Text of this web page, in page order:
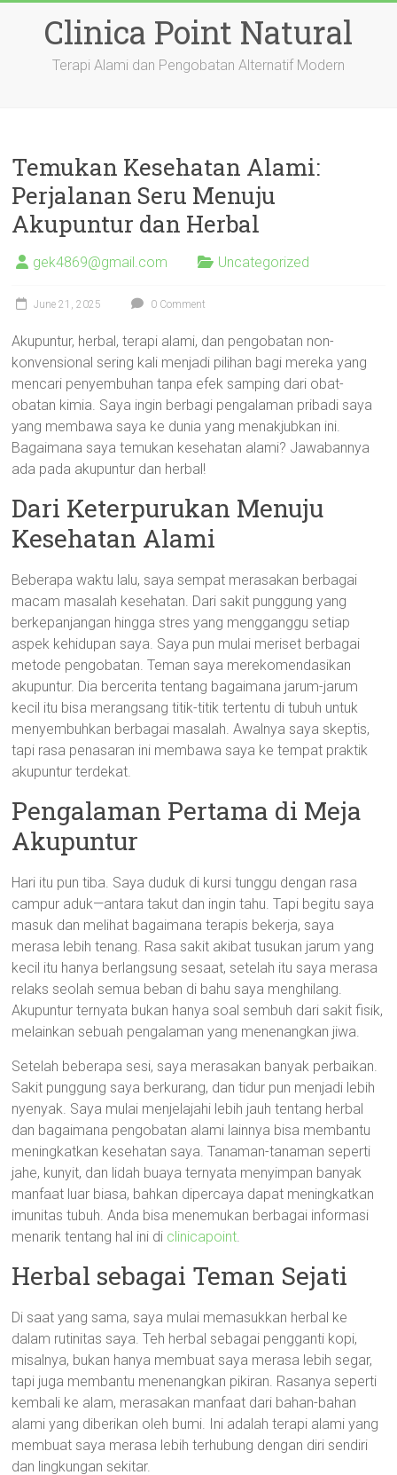
contentClinica Point Natural
Terapi Alami dan Pengobatan Alternatif Modern
Temukan Kesehatan Alami:
Perjalanan Seru Menuju
Akupuntur dan Herbal
gek4869@gmail.com Uncategorized
June 21, 2025 0 Comment
Akupuntur, herbal, terapi alami, dan pengobatan non-
konvensional sering kali menjadi pilihan bagi mereka yang
mencari penyembuhan tanpa efek samping dari obat-
obatan kimia. Saya ingin berbagi pengalaman pribadi saya
yang membawa saya ke dunia yang menakjubkan ini.
Bagaimana saya temukan kesehatan alami? Jawabannya
ada pada akupuntur dan herbal!
Dari Keterpurukan Menuju
Kesehatan Alami
Beberapa waktu lalu, saya sempat merasakan berbagai
macam masalah kesehatan. Dari sakit punggung yang
berkepanjangan hingga stres yang mengganggu setiap
aspek kehidupan saya. Saya pun mulai meriset berbagai
metode pengobatan. Teman saya merekomendasikan
akupuntur. Dia bercerita tentang bagaimana jarum-jarum
kecil itu bisa merangsang titik-titik tertentu di tubuh untuk
menyembuhkan berbagai masalah. Awalnya saya skeptis,
tapi rasa penasaran ini membawa saya ke tempat praktik
akupuntur terdekat.
Pengalaman Pertama di Meja
Akupuntur
Hari itu pun tiba. Saya duduk di kursi tunggu dengan rasa
campur aduk—antara takut dan ingin tahu. Tapi begitu saya
masuk dan melihat bagaimana terapis bekerja, saya
merasa lebih tenang. Rasa sakit akibat tusukan jarum yang
kecil itu hanya berlangsung sesaat, setelah itu saya merasa
relaks seolah semua beban di bahu saya menghilang.
Akupuntur ternyata bukan hanya soal sembuh dari sakit fisik,
melainkan sebuah pengalaman yang menenangkan jiwa.
Setelah beberapa sesi, saya merasakan banyak perbaikan.
Sakit punggung saya berkurang, dan tidur pun menjadi lebih
nyenyak. Saya mulai menjelajahi lebih jauh tentang herbal
dan bagaimana pengobatan alami lainnya bisa membantu
meningkatkan kesehatan saya. Tanaman-tanaman seperti
jahe, kunyit, dan lidah buaya ternyata menyimpan banyak
manfaat luar biasa, bahkan dipercaya dapat meningkatkan
imunitas tubuh. Anda bisa menemukan berbagai informasi
menarik tentang hal ini di clinicapoint.
Herbal sebagai Teman Sejati
Di saat yang sama, saya mulai memasukkan herbal ke
dalam rutinitas saya. Teh herbal sebagai pengganti kopi,
misalnya, bukan hanya membuat saya merasa lebih segar,
tapi juga membantu menenangkan pikiran. Rasanya seperti
kembali ke alam, merasakan manfaat dari bahan-bahan
alami yang diberikan oleh bumi. Ini adalah terapi alami yang
membuat saya merasa lebih terhubung dengan diri sendiri
dan lingkungan sekitar.